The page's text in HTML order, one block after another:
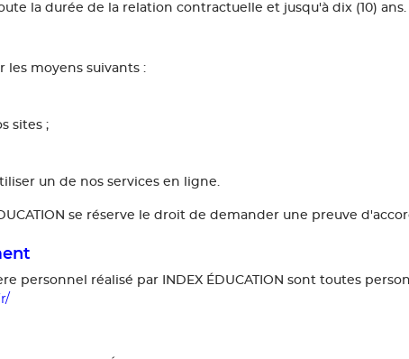
la durée de la relation contractuelle et jusqu'à dix (10) ans.
les moyens suivants :
sites ;
un de nos services en ligne.
se réserve le droit de demander une preuve
personnel réalisé par INDEX ÉDUCATION sont toutes